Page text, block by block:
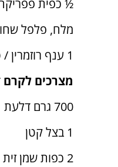
½ כפית
מלח, פלפל
1 ענף רוזמרין / טימין
מצרכים
700 גרם דלעת
1 בצל קטן
2 כפות שמן זית